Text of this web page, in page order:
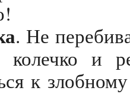
. Не
колечко и
к